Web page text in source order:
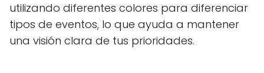
utilizando diferentes colores para diferenciar
tipos de eventos, lo que ayuda a mantener
una visión clara de tus prioridades.